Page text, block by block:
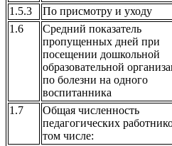
1.5.3 По присмотру и уходу
1.6
Средний показатель
пропущенных дней при
посещении дошкольной
образовательной
по болезни на одного
воспитанника
1.7
Общая численность
педагогических
том числе: